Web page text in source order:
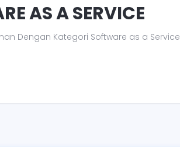
AS A SERVICE
Dengan Kategori Software as a Service